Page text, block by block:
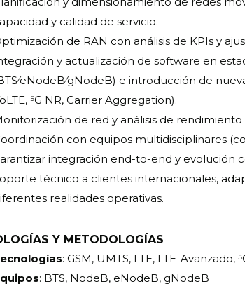
y calidad de servicio.
de RAN con análisis de KPIs y
y actualización de software en
eNodeB/gNodeB) e introducción de
5G NR, Carrier Aggregation).
de red y análisis de
con equipos multidisciplinares
integración end-to-end y evolución
técnico a clientes internacionales,
realidades operativas.
Y METODOLOGÍAS
: GSM, UMTS, LTE, LTE-Avanzado,
: BTS, NodeB, eNodeB, gNodeB